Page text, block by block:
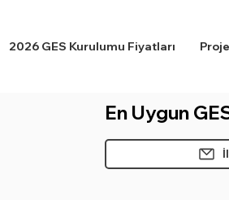
2026 GES Kurulumu Fiyatları
En Uygun